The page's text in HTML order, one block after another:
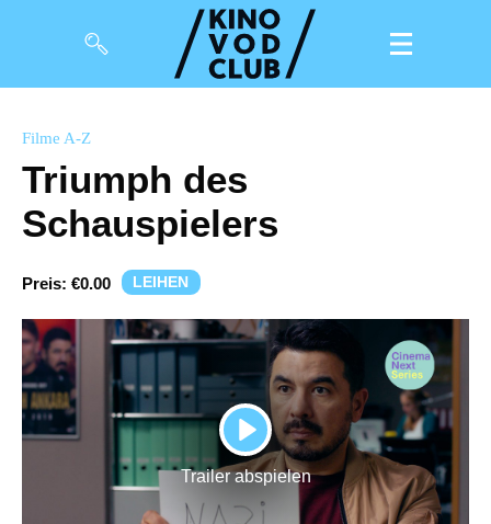
Magazin
Kuratierungen
Events
So geht’s
Filmpakete
Gutscheine
& Filmpässe
Account
Filme A-Z
Triumph des
Schauspielers
Preis: €0.00 LEIHEN
PLAY
Trailer abspielen